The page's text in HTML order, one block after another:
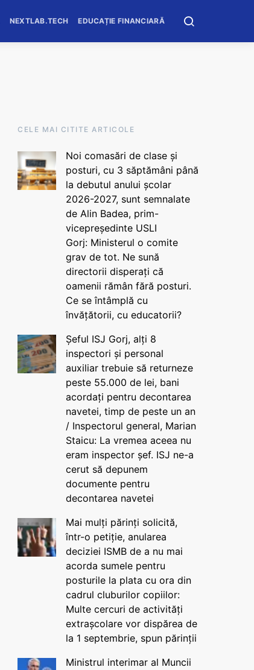
NEXTLAB.TECH EDUCAȚIE FINANCIARĂ
CELE MAI CITITE ARTICOLE
Noi comasări de clase și
posturi, cu 3 săptămâni până
la debutul anului școlar
2026-2027, sunt semnalate
de Alin Badea, prim-
vicepreședinte USLI
Gorj: Ministerul o comite
grav de tot. Ne sună
directorii disperați că
oamenii rămân fără posturi.
Ce se întâmplă cu
învățătorii, cu educatorii?
Șeful ISJ Gorj, alți 8
inspectori și personal
auxiliar trebuie să returneze
peste 55.000 de lei, bani
acordați pentru decontarea
navetei, timp de peste un an
/ Inspectorul general, Marian
Staicu: La vremea aceea nu
eram inspector șef. ISJ ne-a
cerut să depunem
documente pentru
decontarea navetei
Mai mulți părinți solicită,
într-o petiție, anularea
deciziei ISMB de a nu mai
acorda sumele pentru
posturile la plata cu ora din
cadrul cluburilor copiilor:
Multe cercuri de activități
extrașcolare vor dispărea de
la 1 septembrie, spun părinții
Ministrul interimar al Muncii